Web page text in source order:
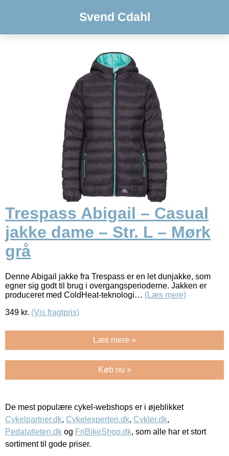
Svend Cdahl
Trespass Abigail – Casual
jakke dame – Str. L – Mørk
grå
Denne Abigail jakke fra Trespass er en let dunjakke, som
egner sig godt til brug i overgangsperioderne. Jakken er
produceret med ColdHeat-teknologi… (Læs mere)
349 kr. (Vis fragtpris)
Læs mere »
Køb nu »
De mest populære cykel-webshops er i øjeblikket
Cykelpartner.dk, Cykelexperten.dk, Cykler.dk,
Pedalatleten.dk og FriBikeShop.dk, som alle har et stort
sortiment til gode priser.